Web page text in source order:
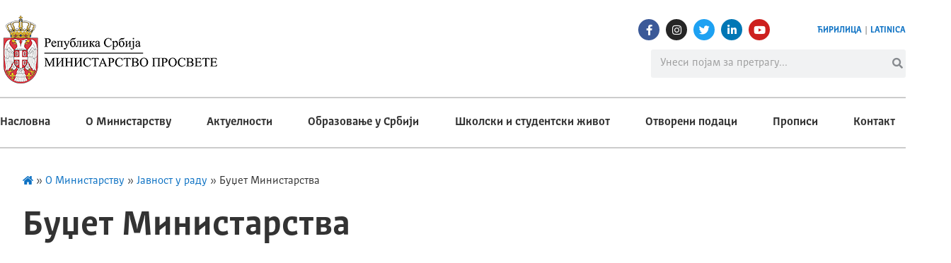
ЋИРИЛИЦА LATINICA
Насловна О Министарству Актуелности Образовање у Србији Школски и студентски живот Отворени подаци Прописи Контакт
» О Министарству » Јавност у раду » Буџет Министарства
Буџет Министарства